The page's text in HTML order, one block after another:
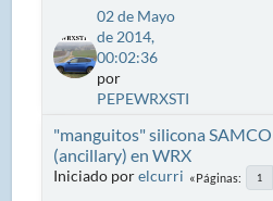
02 de Mayo
de 2014,
00:02:36
por
PEPEWRXSTI
"manguitos" silicona
(ancillary) en WRX
Iniciado porelcurri Páginas 1